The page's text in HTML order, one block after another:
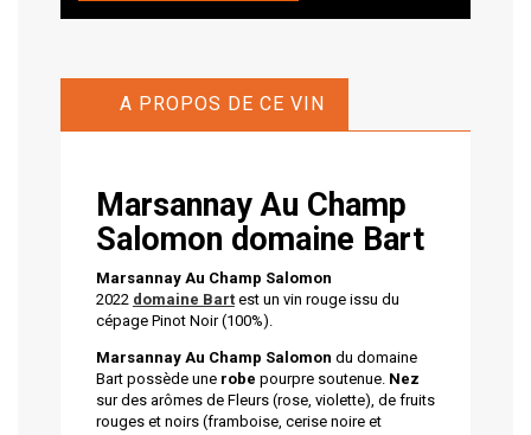
A PROPOS DE CE VIN
Marsannay Au Champ
Salomon domaine Bart
Marsannay Au Champ Salomon
2022 domaine Bartest un vin rouge issu du
cépage Pinot Noir (100%).
Marsannay Au Champ Salomon du domaine
Bart possède une robe pourpre soutenue. Nez
sur des arômes de Fleurs (rose, violette), de fruits
rouges et noirs (framboise, cerise noire et